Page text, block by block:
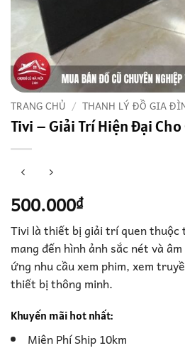
TRANG CHỦ / THANH LÝ ĐỒ GIA
Tivi – Giải Trí Hiện Đại
500.000₫
Tivi là thiết bị giải trí quen thuộc
mang đến hình ảnh sắc nét và
ứng nhu cầu xem phim, xem
thiết bị thông minh.
Khuyến mãi hot nhất:
Miên Phí Ship 10km